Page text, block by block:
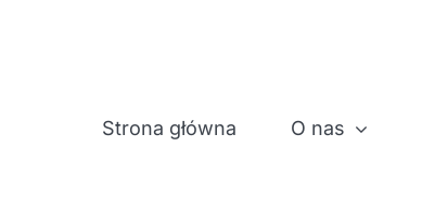
Strona główna O nas